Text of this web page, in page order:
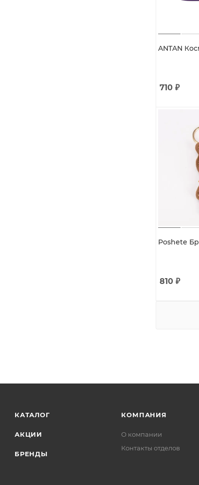
ANTAN
710 ₽
Poshete
810 ₽
КАТАЛОГ
АКЦИИ
БРЕНДЫ
КОМПАНИЯ
О компании
Контакты отделов